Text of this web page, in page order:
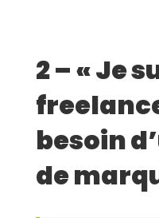
2 – « Je
besoin
de